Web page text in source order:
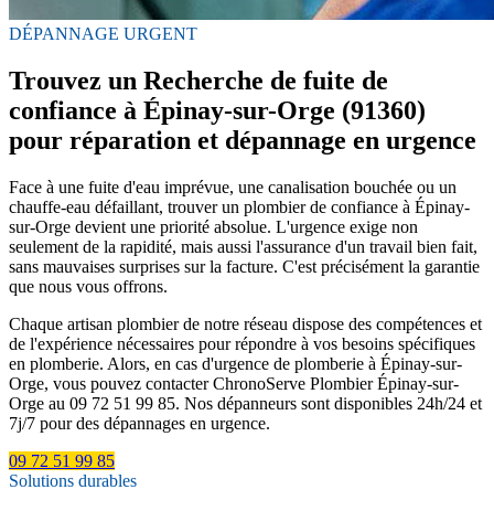
DÉPANNAGE URGENT
Trouvez un Recherche de fuite de
confiance à Épinay-sur-Orge (91360)
pour réparation et dépannage en urgence
Face à une fuite d'eau imprévue, une canalisation bouchée ou un
chauffe-eau défaillant, trouver un plombier de confiance à Épinay-
sur-Orge devient une priorité absolue. L'urgence exige non
seulement de la rapidité, mais aussi l'assurance d'un travail bien fait,
sans mauvaises surprises sur la facture. C'est précisément la garantie
que nous vous offrons.
Chaque artisan plombier de notre réseau dispose des compétences et
de l'expérience nécessaires pour répondre à vos besoins spécifiques
en plomberie. Alors, en cas d'urgence de plomberie à Épinay-sur-
Orge, vous pouvez contacter ChronoServe Plombier Épinay-sur-
Orge au 09 72 51 99 85. Nos dépanneurs sont disponibles 24h/24 et
7j/7 pour des dépannages en urgence.
09 72 51 99 85
Solutions durables